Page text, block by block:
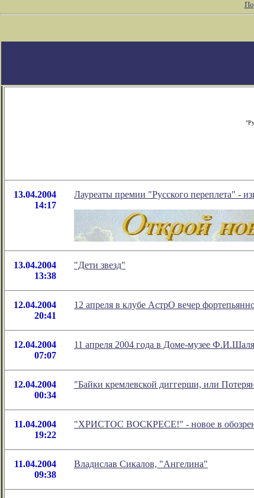
13.04.2004
14:17
Лауреаты премии "Русского переплета" -
13.04.2004
13:38
"Дети звезд"
12.04.2004
20:41
12 апреля в клубе АстрО вечер
12.04.2004
07:07
11 апреля 2004 года в Доме-музее
12.04.2004
00:34
"Байки кремлевской диггерши, или
11.04.2004
19:22
"ХРИСТОС ВОСКРЕСЕ!" - новое в
11.04.2004
09:38
Владислав Сикалов, "Ангелина"